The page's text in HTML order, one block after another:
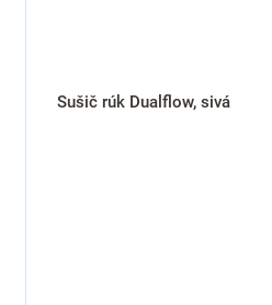
Sušič rúk Dualflow, sivá